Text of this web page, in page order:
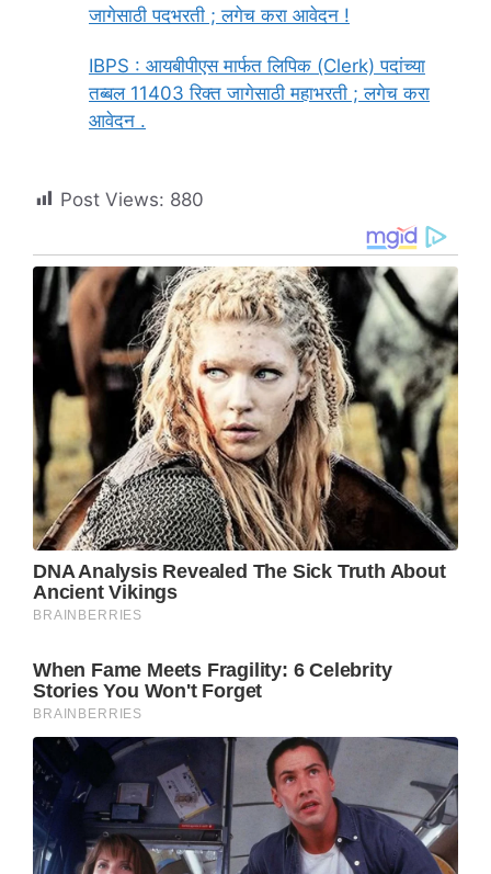
जागेसाठी पदभरती ; लगेच करा आवेदन !
IBPS : आयबीपीएस मार्फत लिपिक (Clerk) पदांच्या
तब्बल 11403 रिक्त जागेसाठी महाभरती ; लगेच करा
आवेदन .
Post Views: 880